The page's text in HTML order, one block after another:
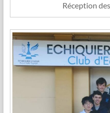
Réception